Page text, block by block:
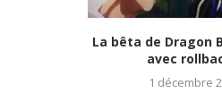
La bêta de Dragon
avec
1 décembre